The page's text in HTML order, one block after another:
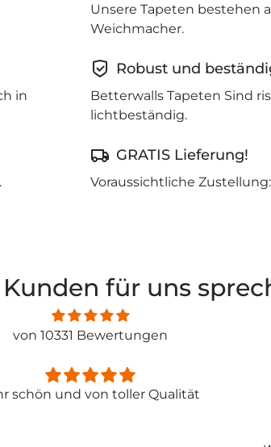
Unsere Tapeten bestehen
Weichmacher.
in
Robust und
Betterwalls Tapeten Sind
lichtbeständig.
GRATIS Lieferung!
Voraussichtliche Zustellung:
Kunden für uns
von 10331 Bewertungen
Entspricht genau meiner